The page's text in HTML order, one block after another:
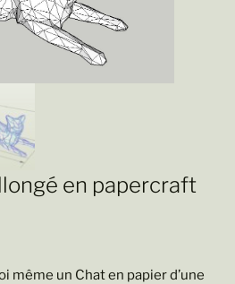
en papercraft
même un Chat en papier d’une